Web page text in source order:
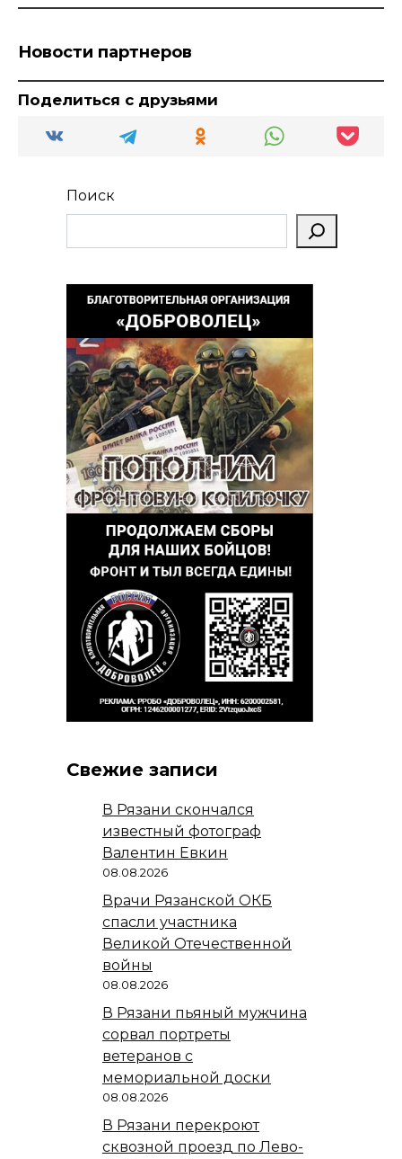
Новости партнеров
Поделиться с друзьями
Поиск
Свежие записи
В Рязани скончался
известный фотограф
Валентин Евкин
08.08.2026
Врачи Рязанской ОКБ
спасли участника
Великой Отечественной
войны
08.08.2026
В Рязани пьяный мужчина
сорвал портреты
ветеранов с
мемориальной доски
08.08.2026
В Рязани перекроют
сквозной проезд по Лево-